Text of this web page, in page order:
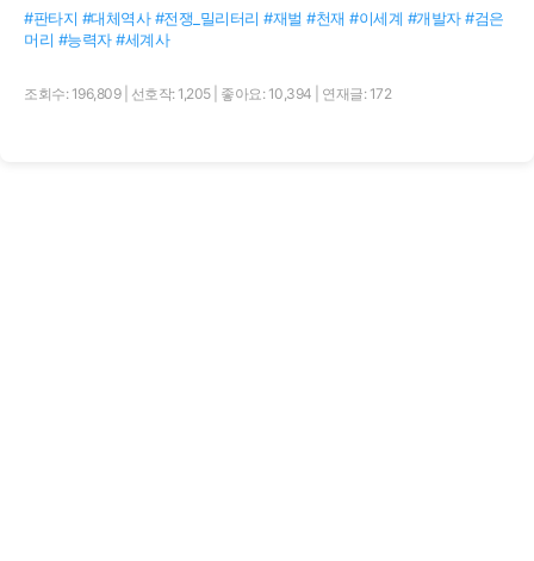
#판타지 #대체역사 #전쟁_밀리터리 #재벌 #천재 #이세계 #개발자 #검은
머리 #능력자 #세계사
조회수: 196,809 선호작: 1,205 좋아요: 10,394 연재글: 172